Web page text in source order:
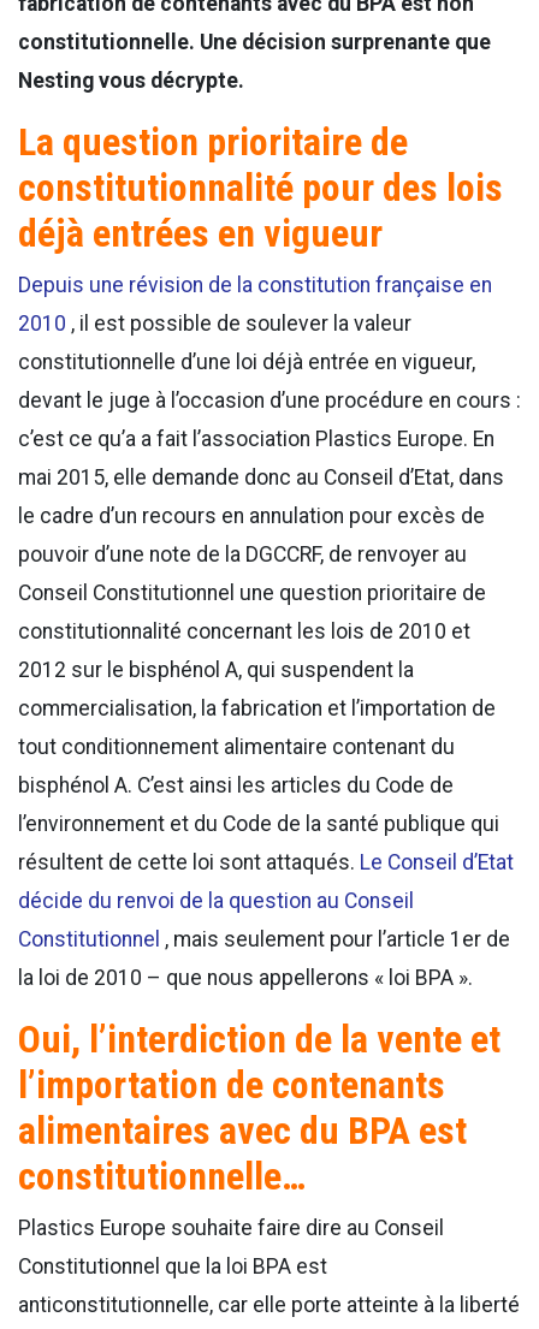
constitutionnelle. Une décision surprenante que
Nesting vous décrypte.
La question prioritaire de
constitutionnalité pour des lois
déjà entrées en vigueur
Depuis une révision de la constitution française en
2010 , il est possible de soulever la valeur
constitutionnelle d’une loi déjà entrée en vigueur,
devant le juge à l’occasion d’une procédure en cours :
c’est ce qu’a a fait l’association Plastics Europe. En
mai 2015, elle demande donc au Conseil d’Etat, dans
le cadre d’un recours en annulation pour excès de
pouvoir d’une note de la DGCCRF, de renvoyer au
Conseil Constitutionnel une question prioritaire de
constitutionnalité concernant les lois de 2010 et
2012 sur le bisphénol A, qui suspendent la
commercialisation, la fabrication et l’importation de
tout conditionnement alimentaire contenant du
bisphénol A. C’est ainsi les articles du Code de
l’environnement et du Code de la santé publique qui
résultent de cette loi sont attaqués. Le Conseil d’Etat
décide du renvoi de la question au Conseil
Constitutionnel , mais seulement pour l’article 1er de
la loi de 2010 – que nous appellerons « loi BPA ».
Oui, l’interdiction de la vente et
l’importation de contenants
alimentaires avec du BPA est
constitutionnelle…
Plastics Europe souhaite faire dire au Conseil
Constitutionnel que la loi BPA est
anticonstitutionnelle, car elle porte atteinte à la liberté